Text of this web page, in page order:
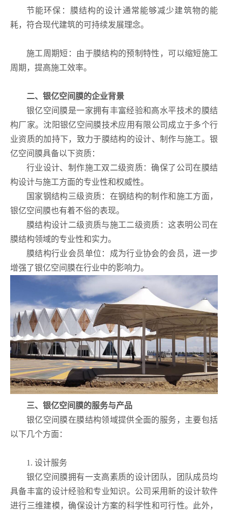
节能环保：膜结构的设计通常能够减少建筑物的能
耗，符合现代建筑的可持续发展理念。
施工周期短：由于膜结构的预制特性，可以缩短施工
周期，提高施工效率。
二、银亿空间膜的企业背景
银亿空间膜是一家拥有丰富经验和高水平技术的膜结
构厂家。沈阳银亿空间膜技术应用有限公司成立于多个行
业资质的加持下，致力于膜结构的设计、制作与施工。银
亿空间膜具备以下资质：
行业设计、制作施工双二级资质：确保了公司在膜结
构设计与施工方面的专业性和权威性。
国家钢结构三级资质：在钢结构的制作和施工方面，
银亿空间膜也有着不俗的表现。
膜结构设计二级资质与施工二级资质：这表明公司在
膜结构领域的专业性和实力。
膜结构行业会员单位：成为行业协会的会员，进一步
增强了银亿空间膜在行业中的影响力。
三、银亿空间膜的服务与产品
银亿空间膜在膜结构领域提供全面的服务，主要包括
以下几个方面：
1. 设计服务
银亿空间膜拥有一支高素质的设计团队，团队成员均
具备丰富的设计经验和专业知识。公司采用新的设计软件
进行三维建模，确保设计方案的科学性和可行性。此外，